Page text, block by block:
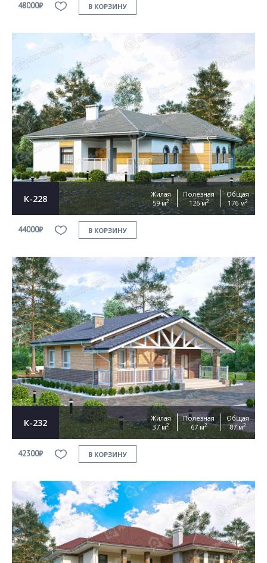
48000₽ В КОРЗИНУ
К-228
Жилая
59 м2
Полезная
126 м2
Общая
176 м2
44000₽ В КОРЗИНУ
К-232
Жилая
37 м2
Полезная
67 м2
Общая
87 м2
42300₽ В КОРЗИНУ